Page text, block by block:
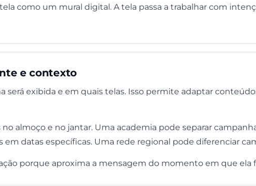
como um mural digital. A tela passa a trabalhar com
e contexto
será exibida e em quais telas. Isso permite adaptar
almoço e no jantar. Uma academia pode separar
datas específicas. Uma rede regional pode diferenciar
porque aproxima a mensagem do momento em que ela